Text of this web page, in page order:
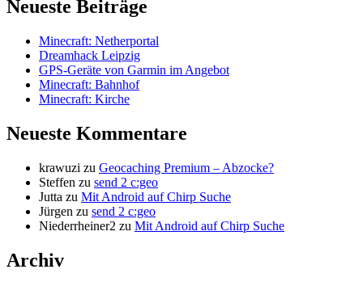
Neueste Beiträge
Minecraft: Netherportal
Dreamhack Leipzig
GPS-Geräte von Garmin im Angebot
Minecraft: Bahnhof
Minecraft: Kirche
Neueste Kommentare
krawuzi zu Geocaching Premium – Abzocke?
Steffen zu send 2 c:geo
Jutta zu Mit Android auf Chirp Suche
Jürgen zu send 2 c:geo
Niederrheiner2 zu Mit Android auf Chirp Suche
Archiv